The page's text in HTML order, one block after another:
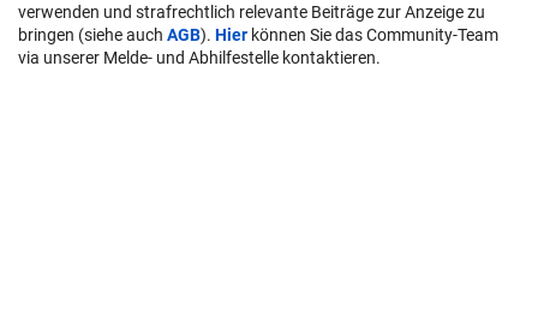
verwenden und strafrechtlich relevante Beiträge zur Anzeige zu
bringen (siehe auch AGB). Hier können Sie das Community-Team
via unserer Melde- und Abhilfestelle kontaktieren.